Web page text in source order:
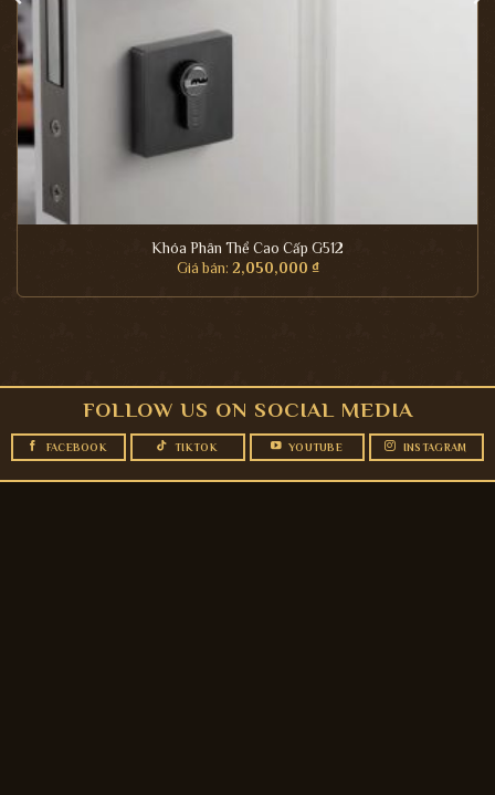
Khóa Phân Thể Cao Cấp G512
Giá bán: 2,050,000 ₫
FOLLOW US ON SOCIAL MEDIA
FACEBOOK TIKTOK YOUTUBE INSTAGRAM